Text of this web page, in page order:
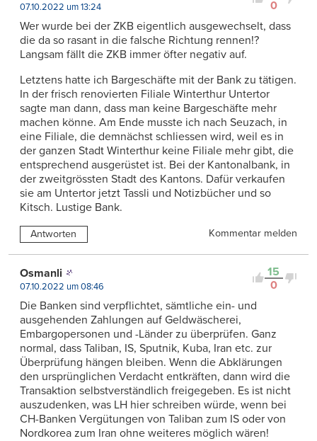
0
07.10.2022 um 13:24
Wer wurde bei der ZKB eigentlich ausgewechselt, dass
die da so rasant in die falsche Richtung rennen!?
Langsam fällt die ZKB immer öfter negativ auf.
Letztens hatte ich Bargeschäfte mit der Bank zu tätigen.
In der frisch renovierten Filiale Winterthur Untertor
sagte man dann, dass man keine Bargeschäfte mehr
machen könne. Am Ende musste ich nach Seuzach, in
eine Filiale, die demnächst schliessen wird, weil es in
der ganzen Stadt Winterthur keine Filiale mehr gibt, die
entsprechend ausgerüstet ist. Bei der Kantonalbank, in
der zweitgrössten Stadt des Kantons. Dafür verkaufen
sie am Untertor jetzt Tassli und Notizbücher und so
Kitsch. Lustige Bank.
Antworten Kommentar melden
15
0
Osmanli
07.10.2022 um 08:46
Die Banken sind verpflichtet, sämtliche ein- und
ausgehenden Zahlungen auf Geldwäscherei,
Embargopersonen und -Länder zu überprüfen. Ganz
normal, dass Taliban, IS, Sputnik, Kuba, Iran etc. zur
Überprüfung hängen bleiben. Wenn die Abklärungen
den ursprünglichen Verdacht entkräften, dann wird die
Transaktion selbstverständlich freigegeben. Es ist nicht
auszudenken, was LH hier schreiben würde, wenn bei
CH-Banken Vergütungen von Taliban zum IS oder von
Nordkorea zum Iran ohne weiteres möglich wären!